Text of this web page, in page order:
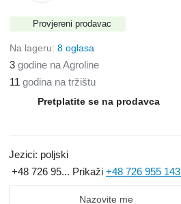
Provjereni prodavac
Na lageru: 8 oglasa
3 godine na Agroline
11 godina na tržištu
Pretplatite se na prodavca
Jezici: poljski
+48 726 95... Prikaži +48 726 955 143
Nazovite me